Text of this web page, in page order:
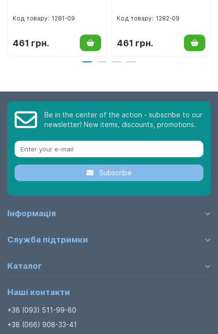
1281-09
461 грн.
1282-09
461 грн.
Be in the center of the action - subscribe to our
newsletter! New items, discounts, promotions.
Subscribe
Інформація
Служба підтримки
Каталог
Наші контакти
+38 (093) 511-99-80
+38 (066) 908-33-41